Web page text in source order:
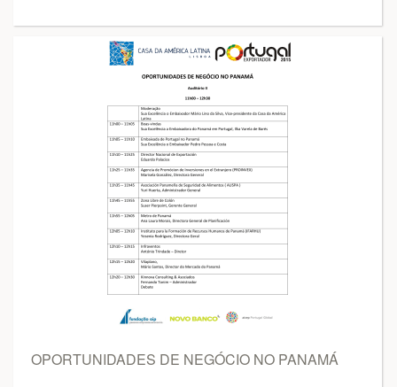
OPORTUNIDADES DE NEGÓCIO NO PANAMÁ